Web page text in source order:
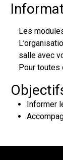
Les
salle avec
Pour toutes
Informer